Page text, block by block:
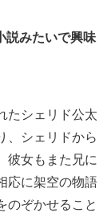
説みたいで興味
たシェリド公太
、シェリドから
彼女もまた兄に
応に架空の物語
のぞかせること